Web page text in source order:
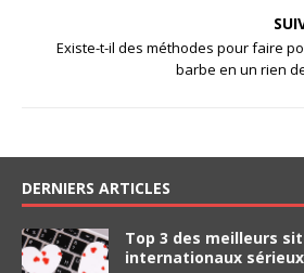
Existe-t-il des méthodes pour faire
barbe en un rien
DERNIERS ARTICLES
Top 3 des meilleurs
internationaux sérieux